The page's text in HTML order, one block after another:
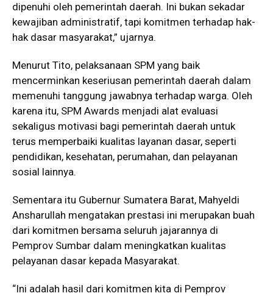
dipenuhi oleh pemerintah daerah. Ini bukan sekadar
kewajiban administratif, tapi komitmen terhadap hak-
hak dasar masyarakat,” ujarnya.
Menurut Tito, pelaksanaan SPM yang baik
mencerminkan keseriusan pemerintah daerah dalam
memenuhi tanggung jawabnya terhadap warga. Oleh
karena itu, SPM Awards menjadi alat evaluasi
sekaligus motivasi bagi pemerintah daerah untuk
terus memperbaiki kualitas layanan dasar, seperti
pendidikan, kesehatan, perumahan, dan pelayanan
sosial lainnya.
Sementara itu Gubernur Sumatera Barat, Mahyeldi
Ansharullah mengatakan prestasi ini merupakan buah
dari komitmen bersama seluruh jajarannya di
Pemprov Sumbar dalam meningkatkan kualitas
pelayanan dasar kepada Masyarakat.
“Ini adalah hasil dari komitmen kita di Pemprov